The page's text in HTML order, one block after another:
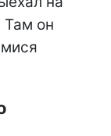
Там он